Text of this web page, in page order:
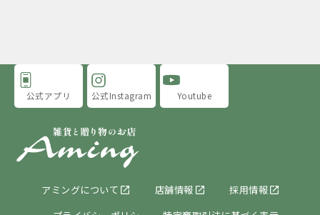
アミングについて 店舗情報
採用情報
公式アプリ 公式Instagram Youtube